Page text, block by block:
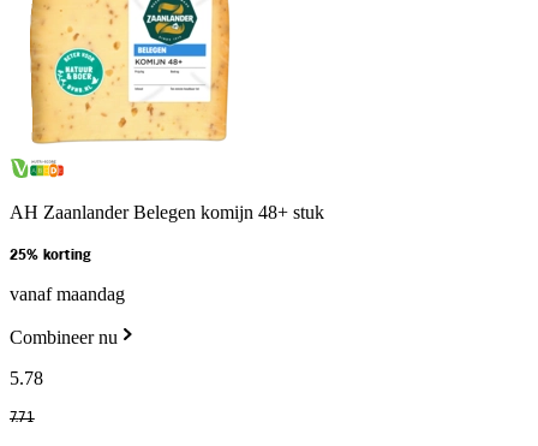
AH Zaanlander Belegen komijn 48+ stuk
25% korting
vanaf maandag
Combineer nu
5.78
7.71